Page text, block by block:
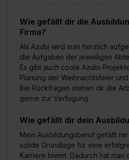
Wie gefällt dir die
Firma?
Als Azubi wird man herzlich
die Aufgaben der jeweiligen
Es gibt auch coole Azubi-
Planung der Weihnachtsfeier
Bei Rückfragen stehen dir die
gerne zur Verfügung.
Wie gefällt dir dein
Mein Ausbildungsberuf gefällt
solide Grundlage für eine
Karriere bietet. Dadurch hat man